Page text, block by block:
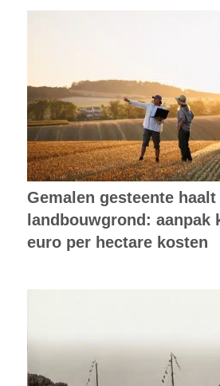
Gemalen gesteente haalt
landbouwgrond: aanpak
euro per hectare kosten